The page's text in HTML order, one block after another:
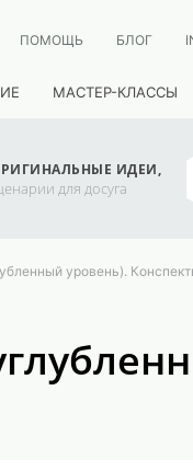
ПОМОЩЬ БЛОГ
МАСТЕР-КЛАССЫ
ИДЕИ,
для досуга
уровень).